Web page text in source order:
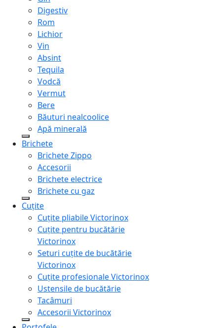
Digestiv
Rom
Lichior
Vin
Absint
Tequila
Vodcă
Vermut
Bere
Băuturi nealcoolice
Apă minerală
Brichete
Brichete Zippo
Accesorii
Brichete electrice
Brichete cu gaz
Cuțite
Cuțite pliabile Victorinox
Cuțite pentru bucătărie
Victorinox
Seturi cuțite de bucătărie
Victorinox
Cuțite profesionale Victorinox
Ustensile de bucătărie
Tacâmuri
Accesorii Victorinox